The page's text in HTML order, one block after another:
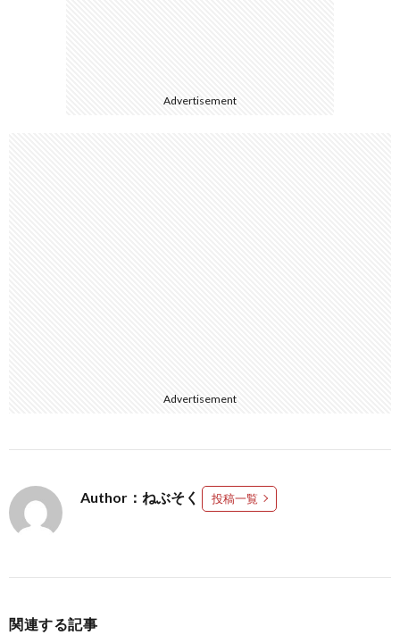
Advertisement
Advertisement
Author：ねぶそく 投稿一覧
関連する記事